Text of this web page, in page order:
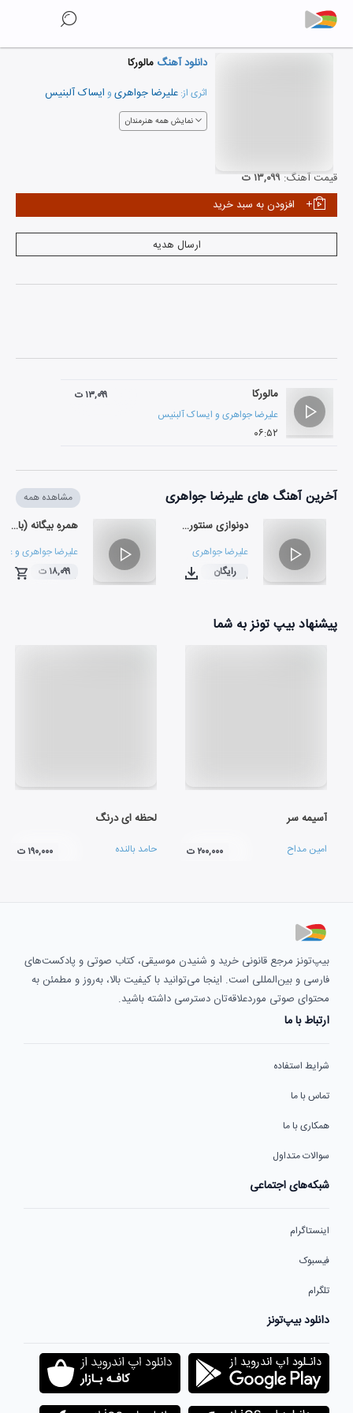
دانلود آهنگ مالورکا
اثری از: علیرضا جواهری و ایساک آلبنیس
نمایش همه هنرمندان
قیمت آهنگ:۱۳,۰۹۹ ت
افزودن به سبد خرید
ارسال هدیه
مالورکا
علیرضا جواهری و ایساک آلبنیس
۰۶:۵۲
۱۳,۰۹۹ ت
آخرین آهنگ های علیرضا جواهری مشاهده همه
دونوازی سنتور بر اساس اثری از فرانسوا دروبه
علیرضا جواهری
۰۳:۰۱رایگان
همرهِ بیگانه (با یادی از استاد پرویز مشکاتیان)
علیرضا جواهری و
۱۶:۵۷
۱۸,۰۹۹ ت
پیشنهاد بیپ تونز به شما
آسیمه سر
امین مداح ۲۰۰,۰۰۰ ت
لحظه ای درنگ
حامد بالنده ۱۹۰,۰۰۰ ت
بیپ‌تونز مرجع قانونی خرید و شنیدن موسیقی، کتاب صوتی و پادکست‌های
فارسی و بین‌المللی است. اینجا می‌توانید با کیفیت بالا، به‌روز و مطمئن به
محتوای صوتی موردعلاقه‌تان دسترسی داشته باشید.
ارتباط با ما
شرایط استفاده
تماس با ما
همکاری با ما
سوالات متداول
شبکه‌های اجتماعی
اینستاگرام
فیسبوک
تلگرام
دانلود بیپ‌تونز